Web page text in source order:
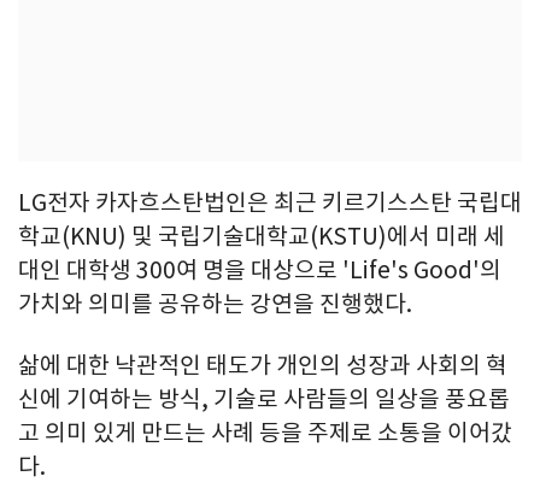
LG전자 카자흐스탄법인은 최근 키르기스스탄 국립대
학교(KNU) 및 국립기술대학교(KSTU)에서 미래 세
대인 대학생 300여 명을 대상으로 'Life's Good'의
가치와 의미를 공유하는 강연을 진행했다.
삶에 대한 낙관적인 태도가 개인의 성장과 사회의 혁
신에 기여하는 방식, 기술로 사람들의 일상을 풍요롭
고 의미 있게 만드는 사례 등을 주제로 소통을 이어갔
다.